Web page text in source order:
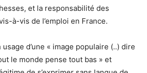
et la responsabilité des
à-vis de l’emploi en France.
d’une « image populaire (..) dire
le monde pense tout bas » et